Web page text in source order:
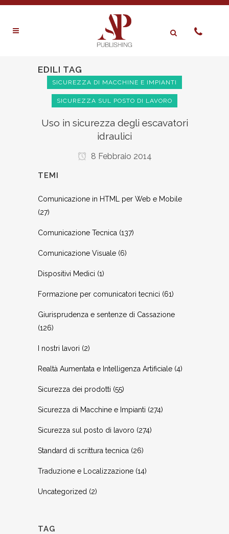
EDILI TAG
SICUREZZA DI MACCHINE E IMPIANTI
SICUREZZA SUL POSTO DI LAVORO
Uso in sicurezza degli escavatori
idraulici
8 Febbraio 2014
TEMI
Comunicazione in HTML per Web e Mobile
(27)
Comunicazione Tecnica (137)
Comunicazione Visuale (6)
Dispositivi Medici (1)
Formazione per comunicatori tecnici (61)
Giurisprudenza e sentenze di Cassazione
(126)
I nostri lavori (2)
Realtà Aumentata e Intelligenza Artificiale (4)
Sicurezza dei prodotti (55)
Sicurezza di Macchine e Impianti (274)
Sicurezza sul posto di lavoro (274)
Standard di scrittura tecnica (26)
Traduzione e Localizzazione (14)
Uncategorized (2)
TAG